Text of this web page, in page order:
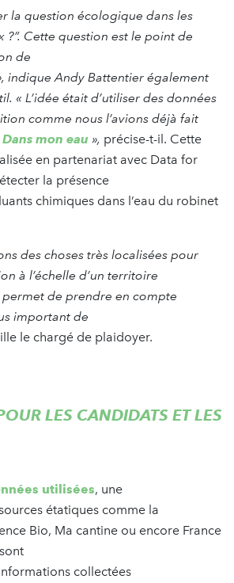
la question écologique dans les
?”. Cette question est le point de
de
indique Andy Battentier également
« L’idée était d’utiliser des données
comme nous l’avions déjà fait
Dans mon eau », précise-t-il. Cette
en partenariat avec Data for
la présence
chimiques dans l’eau du robinet
des choses très localisées pour
à l’échelle d’un territoire
de prendre en compte
important de
le chargé de plaidoyer.
LES CANDIDATS ET LES
utilisées, une
étatiques comme la
Bio, Ma cantine ou encore France
collectées